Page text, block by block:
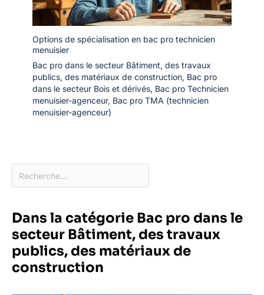
Options de spécialisation en bac pro technicien
menuisier
Bac pro dans le secteur Bâtiment, des travaux
publics, des matériaux de construction, Bac pro
dans le secteur Bois et dérivés, Bac pro Technicien
menuisier-agenceur, Bac pro TMA (technicien
menuisier-agenceur)
Dans la catégorie Bac pro dans le
secteur Bâtiment, des travaux
publics, des matériaux de
construction